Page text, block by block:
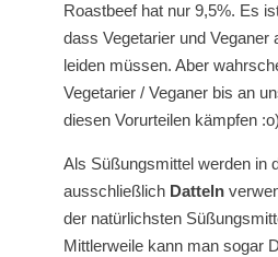
Roastbeef hat nur 9,5%. Es
dass Vegetarier und Veganer
leiden müssen. Aber
Vegetarier / Veganer bis an
diesen Vorurteilen kämpfen
Als Süßungsmittel werden in
ausschließlich Datteln
der natürlichsten
Mittlerweile kann man sogar